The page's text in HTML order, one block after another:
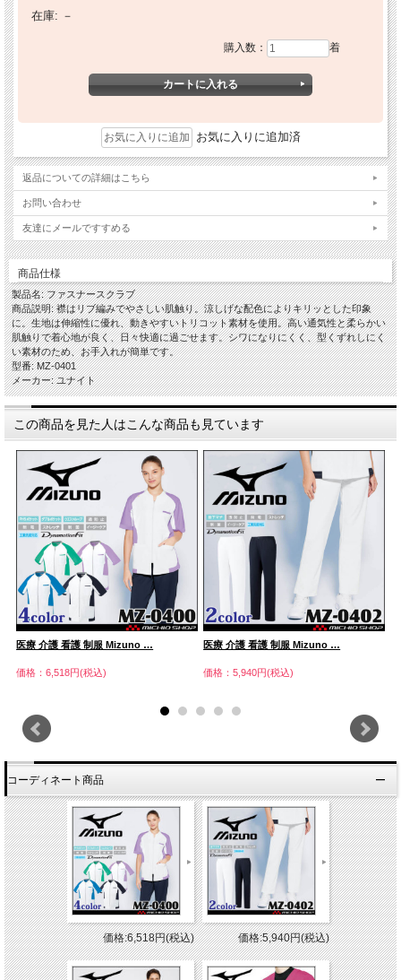
在庫: －
購入数： 着
お気に入りに追加済
返品についての詳細はこちら
お問い合わせ
友達にメールですすめる
商品仕様
製品名: ファスナースクラブ
商品説明: 襟はリブ編みでやさしい肌触り。涼しげな配色によりキリッとした印象
に。生地は伸縮性に優れ、動きやすいトリコット素材を使用。高い通気性と柔らかい
肌触りで着心地が良く、日々快適に過ごせます。シワになりにくく、型くずれしにく
い素材のため、お手入れが簡単です。
型番: MZ-0401
メーカー: ユナイト
この商品を見た人はこんな商品も見ています
医療 介護 看護 制服 Mizuno …
価格：6,518円(税込)
医療 介護 看護 制服 Mizuno …
価格：5,940円(税込)
コーディネート商品
価格:6,518円(税込) 価格:5,940円(税込)